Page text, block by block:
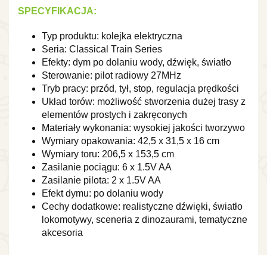
SPECYFIKACJA:
Typ produktu: kolejka elektryczna
Seria: Classical Train Series
Efekty: dym po dolaniu wody, dźwięk, światło
Sterowanie: pilot radiowy 27MHz
Tryb pracy: przód, tył, stop, regulacja prędkości
Układ torów: możliwość stworzenia dużej trasy z
elementów prostych i zakręconych
Materiały wykonania: wysokiej jakości tworzywo
Wymiary opakowania: 42,5 x 31,5 x 16 cm
Wymiary toru: 206,5 x 153,5 cm
Zasilanie pociągu: 6 x 1.5V AA
Zasilanie pilota: 2 x 1.5V AA
Efekt dymu: po dolaniu wody
Cechy dodatkowe: realistyczne dźwięki, światło
lokomotywy, sceneria z dinozaurami, tematyczne
akcesoria